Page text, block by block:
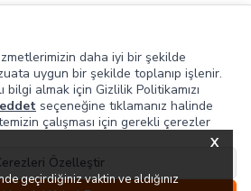
X
geçirdiğiniz vaktin ve aldığınız
daha iyi bir şekilde
uygun bir şekilde toplanıp işlenir.
bilgi almak için Gizlilik Politikamızı
seçeneğine tıklamanız halinde
çalışması için gerekli çerezler
Özelleştir